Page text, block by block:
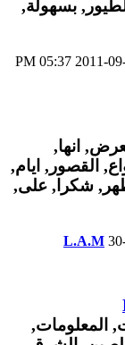
05:37 PM
L.A.M